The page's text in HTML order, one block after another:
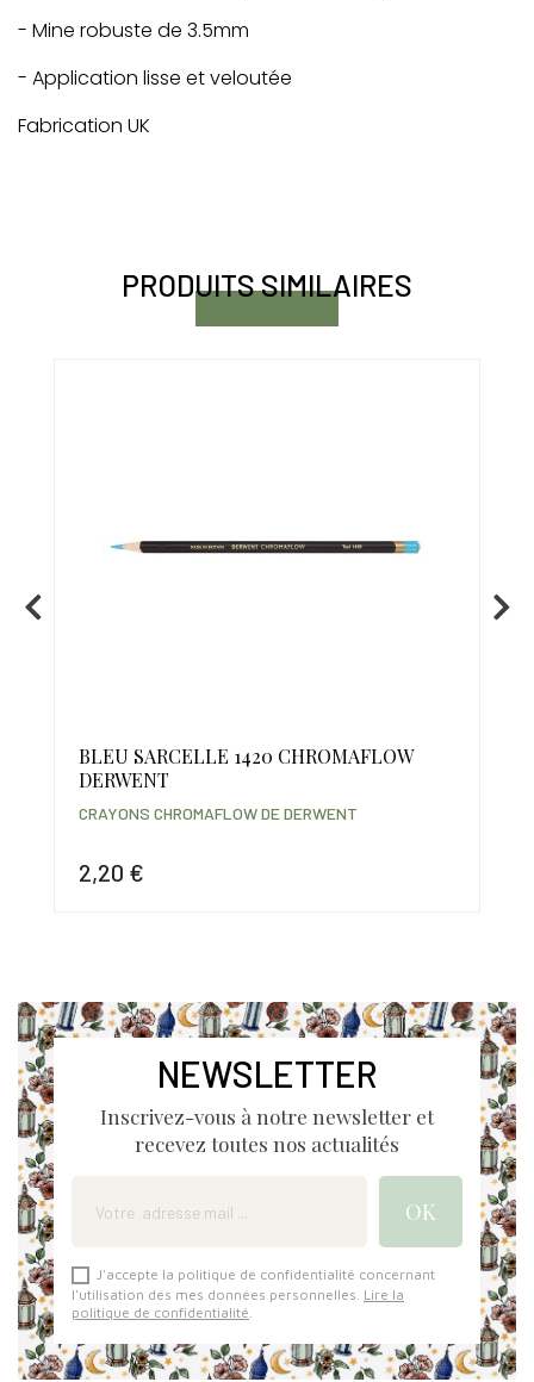
- Mine robuste de 3.5mm
- Application lisse et veloutée
Fabrication UK
PRODUITS SIMILAIRES
BLEU SARCELLE 1420 CHROMAFLOW
DERWENT
2,20 €
CRAYONS CHROMAFLOW DE DERWENT
NEWSLETTER
Inscrivez-vous à notre newsletter et
recevez toutes nos actualités
J'accepte la politique de confidentialité concernant
l'utilisation des mes données personnelles. Lire la
politique de confidentialité